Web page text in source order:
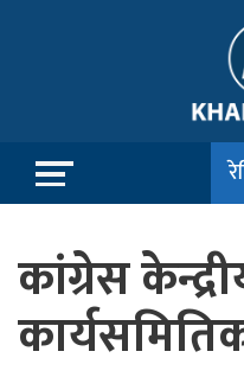
कांग्रेस